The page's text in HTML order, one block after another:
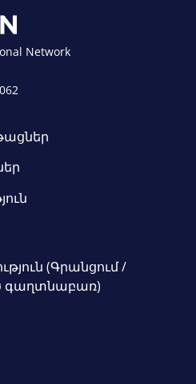
Network
(Գրանցում /
գաղտնաբառ)